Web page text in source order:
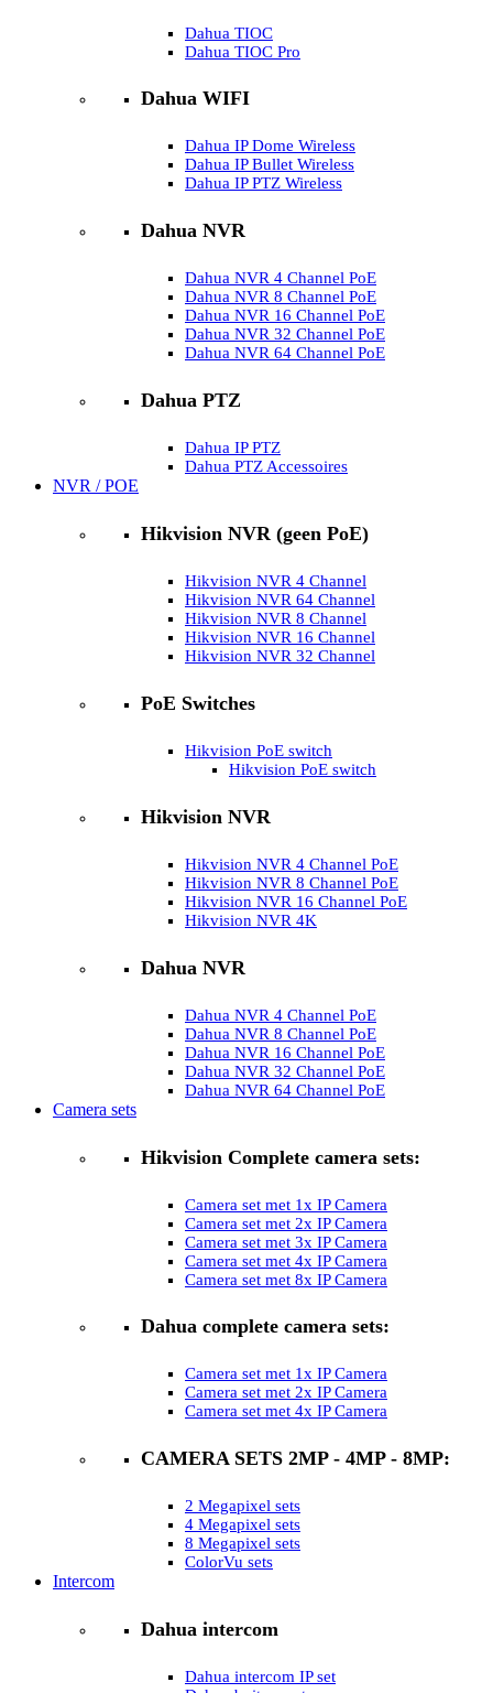
Dahua TIOC
Dahua TIOC Pro
Dahua WIFI
Dahua IP Dome Wireless
Dahua IP Bullet Wireless
Dahua IP PTZ Wireless
Dahua NVR
Dahua NVR 4 Channel PoE
Dahua NVR 8 Channel PoE
Dahua NVR 16 Channel PoE
Dahua NVR 32 Channel PoE
Dahua NVR 64 Channel PoE
Dahua PTZ
Dahua IP PTZ
Dahua PTZ Accessoires
NVR / POE
Hikvision NVR (geen PoE)
Hikvision NVR 4 Channel
Hikvision NVR 64 Channel
Hikvision NVR 8 Channel
Hikvision NVR 16 Channel
Hikvision NVR 32 Channel
PoE Switches
Hikvision PoE switch
Hikvision PoE switch
Hikvision NVR
Hikvision NVR 4 Channel PoE
Hikvision NVR 8 Channel PoE
Hikvision NVR 16 Channel PoE
Hikvision NVR 4K
Dahua NVR
Dahua NVR 4 Channel PoE
Dahua NVR 8 Channel PoE
Dahua NVR 16 Channel PoE
Dahua NVR 32 Channel PoE
Dahua NVR 64 Channel PoE
Camera sets
Hikvision Complete camera sets:
Camera set met 1x IP Camera
Camera set met 2x IP Camera
Camera set met 3x IP Camera
Camera set met 4x IP Camera
Camera set met 8x IP Camera
Dahua complete camera sets:
Camera set met 1x IP Camera
Camera set met 2x IP Camera
Camera set met 4x IP Camera
CAMERA SETS 2MP - 4MP - 8MP:
2 Megapixel sets
4 Megapixel sets
8 Megapixel sets
ColorVu sets
Intercom
Dahua intercom
Dahua intercom IP set